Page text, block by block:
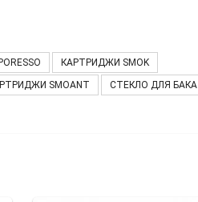
КАРТРИДЖИ SMOK
SMOANT СТЕКЛО ДЛЯ БАКА